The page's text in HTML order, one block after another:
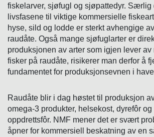
fiskelarver, sjøfugl og sjøpattedyr. Særlig
livsfasene til viktige kommersielle
hyse, sild og lodde er sterkt avhengige
raudåte. Også mange sjøfuglarter er
produksjonen av arter som igjen lever av
fisker på raudåte, risikerer man derfor å
fundamentet for produksjonsevnen i
Raudåte blir i dag høstet til produksjon
omega-3 produkter, helsekost, dyrefôr og
oppdrettsfôr. NMF mener det er svært
åpner for kommersiell beskatning av en